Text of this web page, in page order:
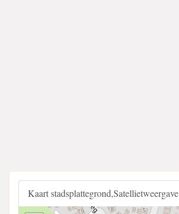
Kaart stadsplattegrond,Satellietweergave